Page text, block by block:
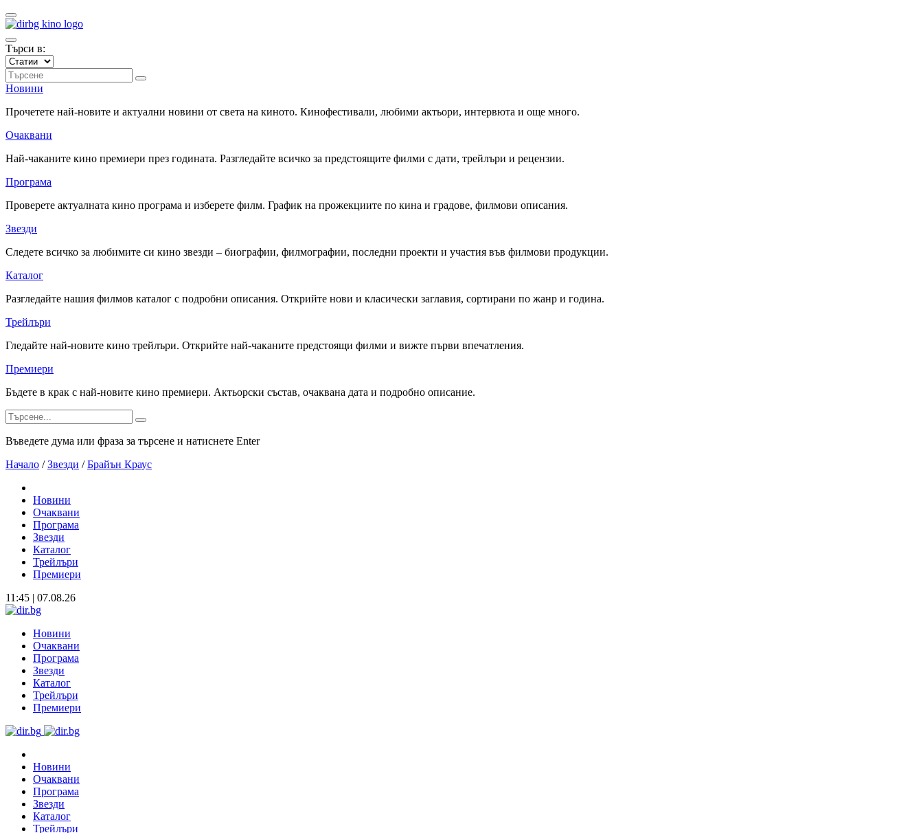
Търси в:
Новини
Прочетете най-новите и актуални новини от света на киното. Кинофестивали, любими актьори, интервюта и още много.
Очаквани
Най-чаканите кино премиери през годината. Разгледайте всичко за предстоящите филми с дати, трейлъри и рецензии.
Програма
Проверете актуалната кино програма и изберете филм. График на прожекциите по кина и градове, филмови описания.
Звезди
Следете всичко за любимите си кино звезди – биографии, филмографии, последни проекти и участия във филмови продукции.
Каталог
Разгледайте нашия филмов каталог с подробни описания. Открийте нови и класически заглавия, сортирани по жанр и година.
Трейлъри
Гледайте най-новите кино трейлъри. Открийте най-чаканите предстоящи филми и вижте първи впечатления.
Премиери
Бъдете в крак с най-новите кино премиери. Актьорски състав, очаквана дата и подробно описание.
Въведете дума или фраза за търсене и натиснете Enter
Начало / Звезди / Брайън Краус
Новини
Очаквани
Програма
Звезди
Каталог
Трейлъри
Премиери
11:45 | 07.08.26
Новини
Очаквани
Програма
Звезди
Каталог
Трейлъри
Премиери
Новини
Очаквани
Програма
Звезди
Каталог
Трейлъри